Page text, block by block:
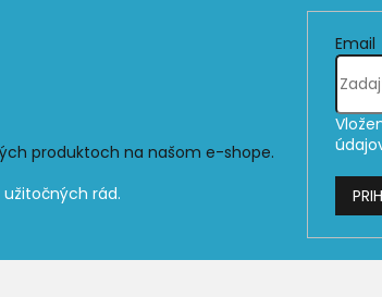
produktoch na našom e-shope.
Email